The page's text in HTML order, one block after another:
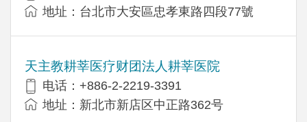
地址：台北市大安區忠孝東路四段77號
天主教耕莘医疗财团法人耕莘医院
电话：+886-2-2219-3391
地址：新北市新店区中正路362号